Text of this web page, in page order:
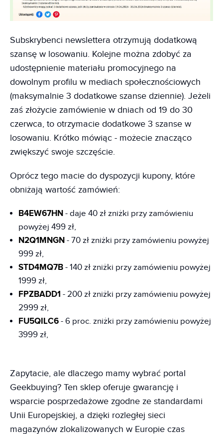
Subskrybenci newslettera otrzymują dodatkową
szansę w losowaniu. Kolejne można zdobyć za
udostępnienie materiału promocyjnego na
dowolnym profilu w mediach społecznościowych
(maksymalnie 3 dodatkowe szanse dziennie). Jeżeli
zaś złożycie zamówienie w dniach od 19 do 30
czerwca, to otrzymacie dodatkowe 3 szanse w
losowaniu. Krótko mówiąc - możecie znacząco
zwiększyć swoje szczęście.
Oprócz tego macie do dyspozycji kupony, które
obniżają wartość zamówień:
B4EW67HN - daje 40 zł zniżki przy zamówieniu
powyżej 499 zł,
N2Q1MNGN - 70 zł zniżki przy zamówieniu powyżej
999 zł,
STD4MQ7B - 140 zł zniżki przy zamówieniu powyżej
1999 zł,
FPZBADD1 - 200 zł zniżki przy zamówieniu powyżej
2999 zł,
FU5QILC6 - 6 proc. zniżki przy zamówieniu powyżej
3999 zł,
Zapytacie, ale dlaczego mamy wybrać portal
Geekbuying? Ten sklep oferuje gwarancję i
wsparcie posprzedażowe zgodne ze standardami
Unii Europejskiej, a dzięki rozległej sieci
magazynów zlokalizowanych w Europie czas